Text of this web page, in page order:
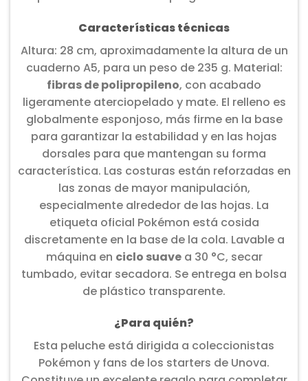
Características técnicas
Altura: 28 cm, aproximadamente la altura de un
cuaderno A5, para un peso de 235 g. Material:
fibras de polipropileno, con acabado
ligeramente aterciopelado y mate. El relleno es
globalmente esponjoso, más firme en la base
para garantizar la estabilidad y en las hojas
dorsales para que mantengan su forma
característica. Las costuras están reforzadas en
las zonas de mayor manipulación,
especialmente alrededor de las hojas. La
etiqueta oficial Pokémon está cosida
discretamente en la base de la cola. Lavable a
máquina en ciclo suavea 30 °C, secar
tumbado, evitar secadora. Se entrega en bolsa
de plástico transparente.
¿Para quién?
Esta peluche está dirigida a coleccionistas
Pokémon y fans de los starters de Unova.